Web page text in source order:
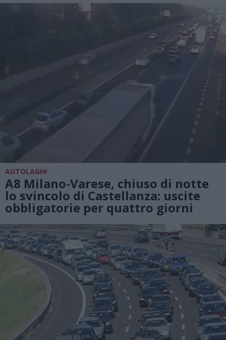
AUTOLAGHI
A8 Milano-Varese, chiuso di notte
lo svincolo di Castellanza: uscite
obbligatorie per quattro giorni